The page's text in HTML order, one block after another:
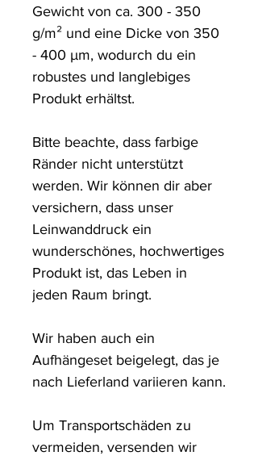
Gewicht von ca. 300 - 350
g/m² und eine Dicke von 350
- 400 µm, wodurch du ein
robustes und langlebiges
Produkt erhältst.
Bitte beachte, dass farbige
Ränder nicht unterstützt
werden. Wir können dir aber
versichern, dass unser
Leinwanddruck ein
wunderschönes, hochwertiges
Produkt ist, das Leben in
jeden Raum bringt.
Wir haben auch ein
Aufhängeset beigelegt, das je
nach Lieferland variieren kann.
Um Transportschäden zu
vermeiden, versenden wir